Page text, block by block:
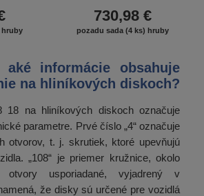
hruby
730,98 €
pozadu sada (4 ks) hruby
informácie obsahuje
na hliníkových diskoch?
18 na hliníkových diskoch označuje
parametre. Prvé číslo „4“ označuje
otvorov, t. j. skrutiek, ktoré upevňujú
„108“ je priemer kružnice, okolo
usporiadané, vyjadrený v
že disky sú určené pre vozidlá